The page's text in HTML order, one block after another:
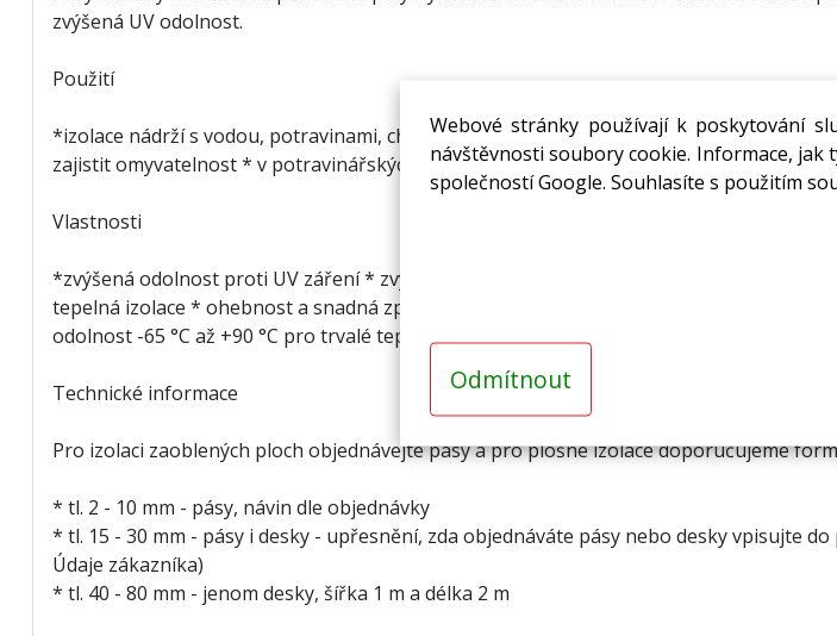
Webové stránky používají k poskytování
návštěvnosti soubory cookie. Informace, jak
společností Google. Souhlasíte s použitím
Odmítnout
zvýšená UV odolnost.
Použití
*izolace nádrží s vodou, potravinami, chemickými látkami * termoakustická izolace
zajistit omyvatelnost * v potravinářských provozech * ve zdravotnických zařízeních * v
Vlastnosti
*zvýšená odolnost proti UV záření * zvýšená rozměrová stabilita * zvýšená
tepelná izolace * ohebnost a snadná zpracovatelnost * chemická odolnost *
odolnost -65 °C až +90 °C pro trvalé tepelné zatížení
Technické informace
Pro izolaci zaoblených ploch objednávejte pásy a pro plošné izolace doporučujeme
* tl. 2 - 10 mm - pásy, návin dle objednávky
* tl. 15 - 30 mm - pásy i desky - upřesnění, zda objednáváte pásy nebo desky vpisujte
Údaje zákazníka)
* tl. 40 - 80 mm - jenom desky, šířka 1 m a délka 2 m